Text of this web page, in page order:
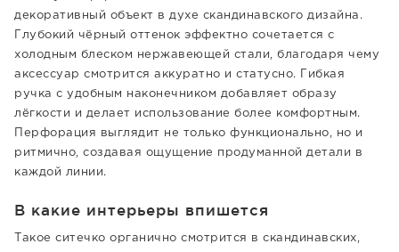
декоративный объект в духе скандинавского дизайна.
Глубокий чёрный оттенок эффектно сочетается с
холодным блеском нержавеющей стали, благодаря чему
аксессуар смотрится аккуратно и статусно. Гибкая
ручка с удобным наконечником добавляет образу
лёгкости и делает использование более комфортным.
Перфорация выглядит не только функционально, но и
ритмично, создавая ощущение продуманной детали в
каждой линии.
В какие интерьеры впишется
Такое ситечко органично смотрится в скандинавских,